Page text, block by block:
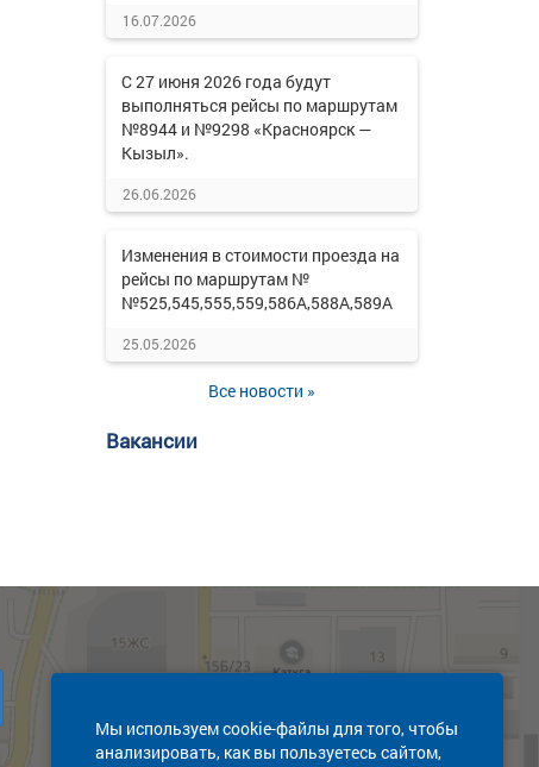
16.07.2026
С 27 июня 2026 года будут
выполняться рейсы по маршрутам
№8944 и №9298 «Красноярск —
Кызыл».
26.06.2026
Изменения в стоимости проезда на
рейсы по маршрутам №
№525,545,555,559,586А,588А,589А
25.05.2026
Все новости »
Вакансии
Мы используем cookie-файлы для того, чтобы
анализировать, как вы пользуетесь сайтом,